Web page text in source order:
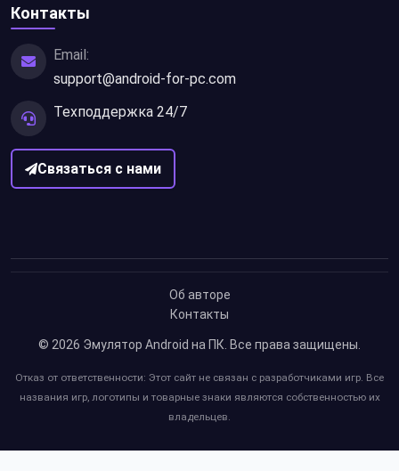
Контакты
Email:
support@android-for-pc.com
Техподдержка 24/7
Связаться с нами
Об авторе
Контакты
© 2026 Эмулятор Android на ПК. Все права защищены.
Отказ от ответственности: Этот сайт не связан с разработчиками игр. Все
названия игр, логотипы и товарные знаки являются собственностью их
владельцев.